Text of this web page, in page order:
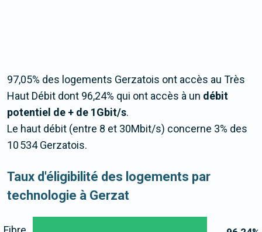
97,05% des logements Gerzatois ont accès au Très
Haut Débit dont 96,24% qui ont accès à un débit
potentiel de + de 1Gbit/s.
Le haut débit (entre 8 et 30Mbit/s) concerne 3% des
10 534 Gerzatois.
Taux d'éligibilité des logements par
technologie à Gerzat